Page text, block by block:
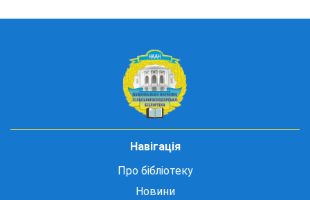
Навігація
Про бібліотеку
Новини